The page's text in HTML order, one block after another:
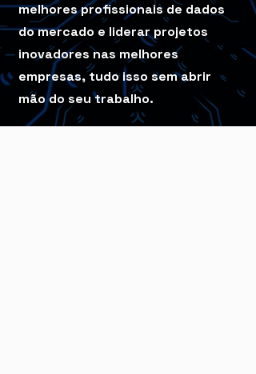
melhores profissionais de dados
do mercado e liderar projetos
inovadores nas melhores
empresas, tudo isso sem abrir
mão do seu trabalho.